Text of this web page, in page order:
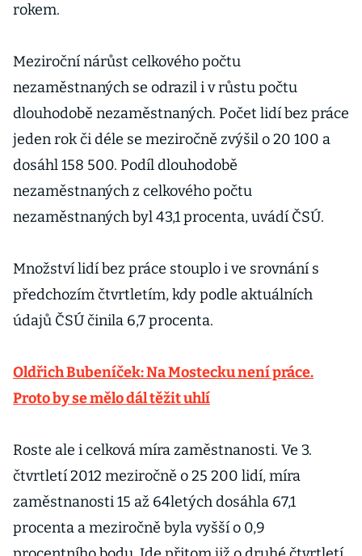
rokem.
Meziroční nárůst celkového počtu
nezaměstnaných se odrazil i v růstu počtu
dlouhodobě nezaměstnaných. Počet lidí bez práce
jeden rok či déle se meziročně zvýšil o 20 100 a
dosáhl 158 500. Podíl dlouhodobě
nezaměstnaných z celkového počtu
nezaměstnaných byl 43,1 procenta, uvádí ČSÚ.
Množství lidí bez práce stouplo i ve srovnání s
předchozím čtvrtletím, kdy podle aktuálních
údajů ČSÚ činila 6,7 procenta.
Oldřich Bubeníček: Na Mostecku není práce.
Proto by se mělo dál těžit uhlí
Roste ale i celková míra zaměstnanosti. Ve 3.
čtvrtletí 2012 meziročně o 25 200 lidí, míra
zaměstnanosti 15 až 64letých dosáhla 67,1
procenta a meziročně byla vyšší o 0,9